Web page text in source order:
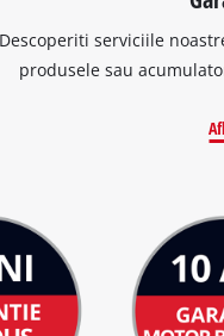
Descoperiti serviciile
produsele sau